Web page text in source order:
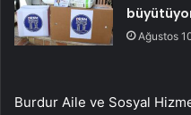
Ağustos
Burdur Aile ve Sosyal